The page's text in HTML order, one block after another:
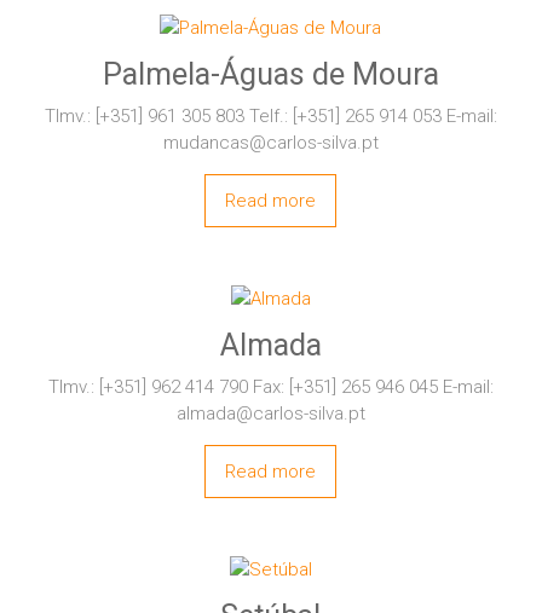
Palmela-Águas de Moura
Tlmv.: [+351] 961 305 803 Telf.: [+351] 265 914 053 E-mail:
mudancas@carlos-silva.pt
Read more
Almada
Tlmv.: [+351] 962 414 790 Fax: [+351] 265 946 045 E-mail:
almada@carlos-silva.pt
Read more